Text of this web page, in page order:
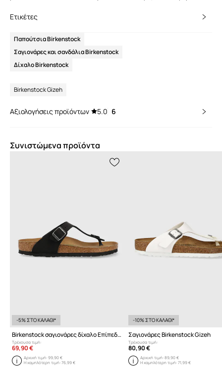
Ετικέτες
Παπούτσια Birkenstock
Σαγιονάρες και σανδάλια Birkenstock
Δίχαλο Birkenstock
Birkenstock Gizeh
Αξιολογήσεις προϊόντων 5.0 6
Συνιστώμενα προϊόντα
-5% ΣΤΟ ΚΑΛΑΘΙ*
Birkenstock σαγιονάρες δίχαλο Επίπεδο τακούνι
Τρέχουσα τιμή:
69,90 €
Αρχική τιμή:99,90 €
Η χαμηλότερη τιμή:76,99 €
-10% ΣΤΟ ΚΑΛΑΘΙ*
Σαγιονάρες Birkenstock Gizeh
Τρέχουσα τιμή:
80,90 €
Αρχική τιμή: 89,90 €
Η χαμηλότερη τιμή: 71,99 €